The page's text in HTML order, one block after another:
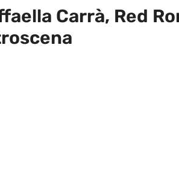
Carrà, Red